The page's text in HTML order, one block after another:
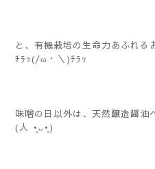
と、有機栽培の生命力あふれ
ﾁﾗｯ(/ω・＼)ﾁﾗｯ
味噌の日以外は、天然醸造醤油
(⁠人⁠ ⁠•͈⁠ᴗ⁠•͈⁠)